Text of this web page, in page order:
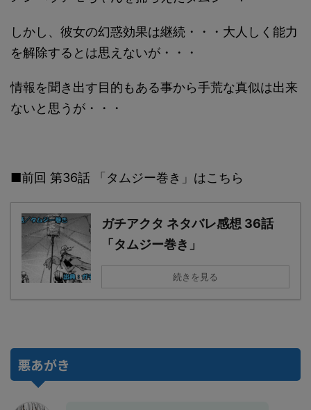
しかし、彼女の幻惑効果は継続・・・大人しく能力
を解除するとは思えないが・・・
情報を聞き出す目的もある事から手荒な真似は出来
ないと思うが・・・
■前回 第36話 「タムジー巻き」はこちら
ガチアクタ ネタバレ感想 36話
「タムジー巻き」
続きを見る
悪あがき